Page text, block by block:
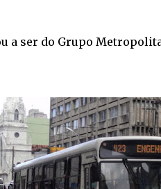
a ser do Grupo